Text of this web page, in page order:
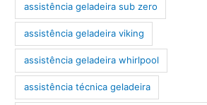
assistência geladeira sub zero
assistência geladeira viking
assistência geladeira whirlpool
assistência técnica geladeira